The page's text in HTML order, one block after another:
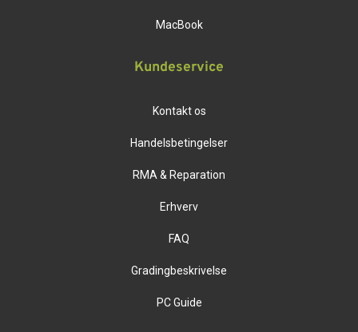
MacBook
Kundeservice
Kontakt os
Handelsbetingelser
RMA & Reparation
Erhverv
FAQ
Gradingbeskrivelse
PC Guide